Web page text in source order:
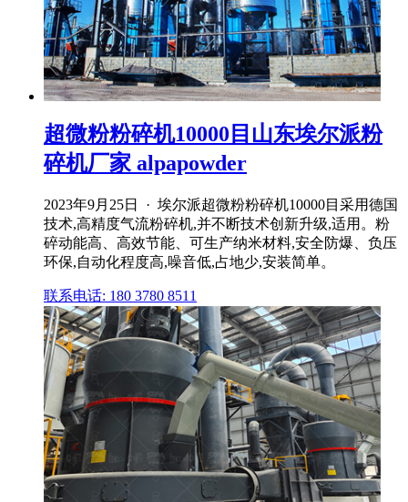
超微粉粉碎机10000目山东埃尔派粉
碎机厂家 alpapowder
2023年9月25日 · 埃尔派超微粉粉碎机10000目采用德国
技术,高精度气流粉碎机,并不断技术创新升级,适用。粉
碎动能高、高效节能、可生产纳米材料,安全防爆、负压
环保,自动化程度高,噪音低,占地少,安装简单。
联系电话: 180 3780 8511